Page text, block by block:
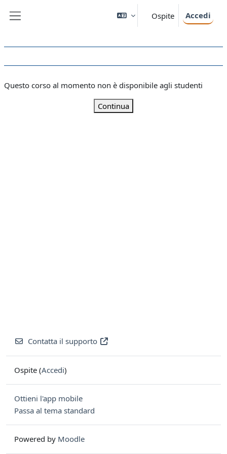
Ospite Accedi
Questo corso al momento non è disponibile agli studenti
Continua
Contatta il supporto
Ospite (Accedi)
Ottieni l'app mobile
Passa al tema standard
Powered by Moodle